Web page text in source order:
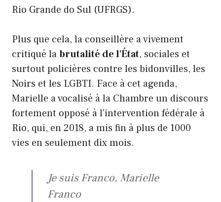
Rio Grande do Sul (UFRGS).
Plus que cela, la conseillère a vivement
critiqué labrutalité de l'État, sociales et
surtout policières contre les bidonvilles, les
Noirs et les LGBTI. Face à cet agenda,
Marielle a vocalisé à la Chambre un discours
fortement opposé à l'intervention fédérale à
Rio, qui, en 2018, a mis fin à plus de 1000
vies en seulement dix mois.
Je suis Franco, Marielle
Franco